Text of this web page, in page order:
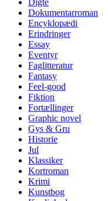
Digte
Dokumentarroman
Encyklopædi
Erindringer
Essay
Eventyr
Faglitteratur
Fantasy
Feel-good
Fiktion
Fortællinger
Graphic novel
Gys & Gru
Historie
Jul
Klassiker
Kortroman
Krimi
Kunstbog